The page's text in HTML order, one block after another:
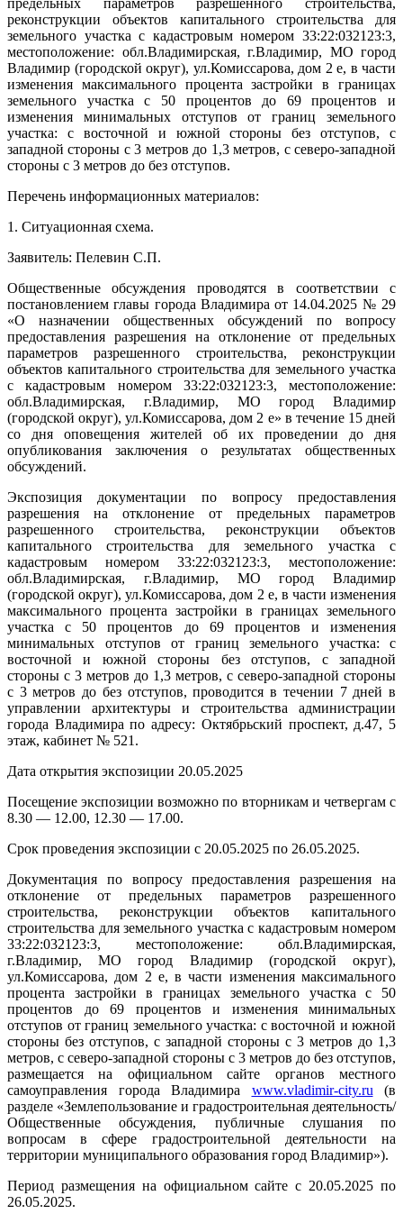
реконструкции объектов капитального строительства для
земельного участка с кадастровым номером 33:22:032123:3,
местоположение: обл.Владимирская, г.Владимир, МО город
Владимир (городской округ), ул.Комиссарова, дом 2 е, в части
изменения максимального процента застройки в границах
земельного участка с 50 процентов до 69 процентов и
изменения минимальных отступов от границ земельного
участка: с восточной и южной стороны без отступов, с
западной стороны с 3 метров до 1,3 метров, с северо-западной
стороны с 3 метров до без отступов.
Перечень информационных материалов:
1. Ситуационная схема.
Заявитель: Пелевин С.П.
Общественные обсуждения проводятся в соответствии с
постановлением главы города Владимира от 14.04.2025 № 29
«О назначении общественных обсуждений по вопросу
предоставления разрешения на отклонение от предельных
параметров разрешенного строительства, реконструкции
объектов капитального строительства для земельного участка
с кадастровым номером 33:22:032123:3, местоположение:
обл.Владимирская, г.Владимир, МО город Владимир
(городской округ), ул.Комиссарова, дом 2 е» в течение 15 дней
со дня оповещения жителей об их проведении до дня
опубликования заключения о результатах общественных
обсуждений.
Экспозиция документации по вопросу предоставления
разрешения на отклонение от предельных параметров
разрешенного строительства, реконструкции объектов
капитального строительства для земельного участка с
кадастровым номером 33:22:032123:3, местоположение:
обл.Владимирская, г.Владимир, МО город Владимир
(городской округ), ул.Комиссарова, дом 2 е, в части изменения
максимального процента застройки в границах земельного
участка с 50 процентов до 69 процентов и изменения
минимальных отступов от границ земельного участка: с
восточной и южной стороны без отступов, с западной
стороны с 3 метров до 1,3 метров, с северо-западной стороны
с 3 метров до без отступов, проводится в течении 7 дней в
управлении архитектуры и строительства администрации
города Владимира по адресу: Октябрьский проспект, д.47, 5
этаж, кабинет № 521.
Дата открытия экспозиции 20.05.2025
Посещение экспозиции возможно по вторникам и четвергам с
8.30 — 12.00, 12.30 — 17.00.
Срок проведения экспозиции с 20.05.2025 по 26.05.2025.
Документация по вопросу предоставления разрешения на
отклонение от предельных параметров разрешенного
строительства, реконструкции объектов капитального
строительства для земельного участка с кадастровым номером
33:22:032123:3, местоположение: обл.Владимирская,
г.Владимир, МО город Владимир (городской округ),
ул.Комиссарова, дом 2 е, в части изменения максимального
процента застройки в границах земельного участка с 50
процентов до 69 процентов и изменения минимальных
отступов от границ земельного участка: с восточной и южной
стороны без отступов, с западной стороны с 3 метров до 1,3
метров, с северо-западной стороны с 3 метров до без отступов,
размещается на официальном сайте органов местного
самоуправления города Владимира www.vladimir-city.ru (в
разделе «Землепользование и градостроительная деятельность/
Общественные обсуждения, публичные слушания по
вопросам в сфере градостроительной деятельности на
территории муниципального образования город Владимир»).
Период размещения на официальном сайте с 20.05.2025 по
26.05.2025.